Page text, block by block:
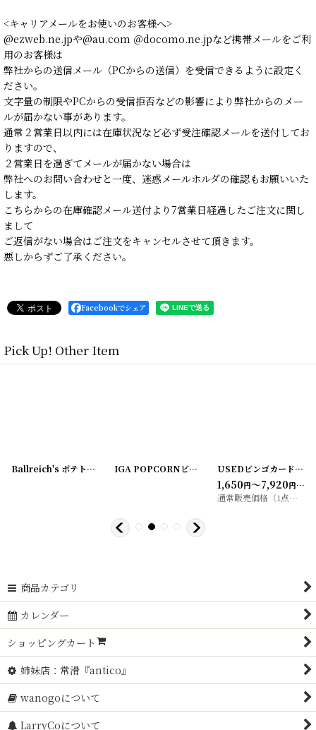
<キャリアメールをお使いのお客様へ>
@ezweb.ne.jpや@au.com ＠docomo.ne.jpなど携帯メールをご利
用のお客様は
弊社からの送信メール（PCからの送信）を受信できるように設定く
ださい。
文字量の制限やPCからの受信拒否などの影響により弊社からのメー
ルが届かない事があります。
通常２営業日以内には在庫状況など必ず受注確認メールを送付してお
りますので、
２営業日を過ぎてメールが届かない場合は
弊社へのお問い合わせと一度、迷惑メールホルダの確認もお願いいた
します。
こちらからの在庫確認メール送付より7営業日経過したご注文に関し
まして
ご返信がない場合はご注文をキャンセルさせて頂きます。
悪しからずご了承ください。
Facebookでシェア
Pick Up! Other Item
[20200505-3]
Ballreich's ポテトチップ袋 BBQ (L) [20200505-4]
IGA POPCORNビニール袋5枚セット (S) [ USEDビンゴカード3枚アソートセット
1,650円～7,920円(税込)
通常販売価格（1点）
商品カテゴリ
カレンダー
ショッピングカート
姉妹店：常滑『antico』
wanogoについて
LarryCoについて